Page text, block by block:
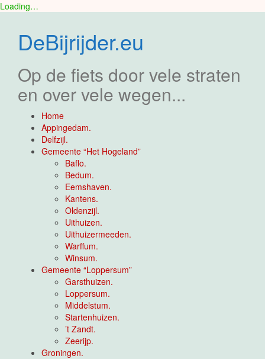
Loading…
contentDeBijrijder.eu
Op de fiets door vele straten
en over vele wegen...
Home
Appingedam.
Delfzijl.
Gemeente “Het Hogeland”
Baflo.
Bedum.
Eemshaven.
Kantens.
Oldenzijl.
Uithuizen.
Uithuizermeeden.
Warffum.
Winsum.
Gemeente “Loppersum”
Garsthuizen.
Loppersum.
Middelstum.
Startenhuizen.
’t Zandt.
Zeerijp.
Groningen.